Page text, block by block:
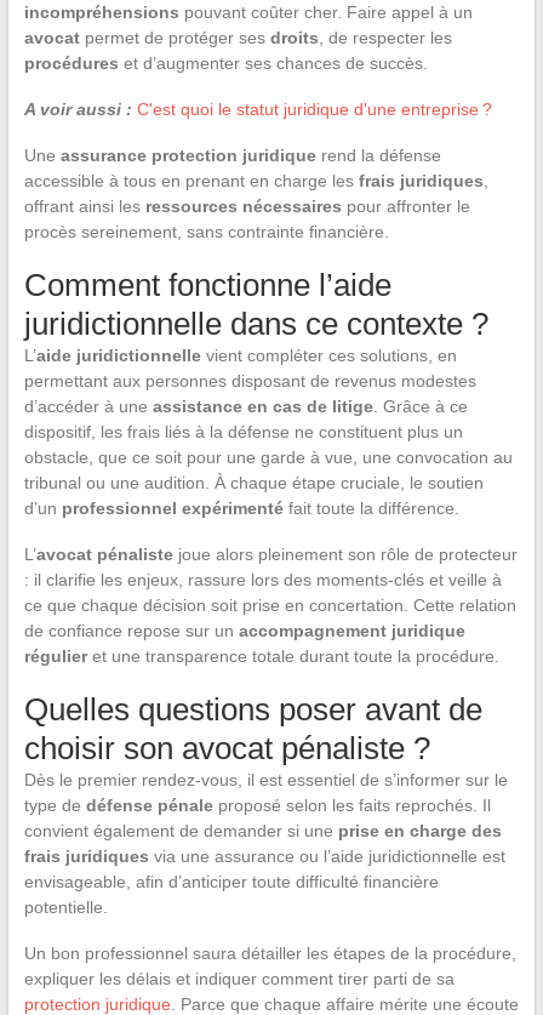
incompréhensions pouvant coûter cher. Faire appel à un
avocatpermet de protéger ses droits , de respecter les
procédures et d’augmenter ses chances de succès.
A voir aussi : C'est quoi le statut juridique d'une entreprise ?
Une assurance protection juridiquerend la défense
accessible à tous en prenant en charge les frais juridiques
offrant ainsi les ressources nécessaires pour affronter le
procès sereinement, sans contrainte financière.
Comment fonctionne l’aide
juridictionnelle dans ce contexte ?
L’aide juridictionnellevient compléter ces solutions, en
permettant aux personnes disposant de revenus modestes
d’accéder à une assistance en cas de litige. Grâce à ce
dispositif, les frais liés à la défense ne constituent plus un
obstacle, que ce soit pour une garde à vue, une convocation au
tribunal ou une audition. À chaque étape cruciale, le soutien
d’un professionnel expérimentéfait toute la différence.
L’avocat pénalistejoue alors pleinement son rôle de protecteur
: il clarifie les enjeux, rassure lors des moments-clés et veille à
ce que chaque décision soit prise en concertation. Cette relation
de confiance repose sur un accompagnement juridique
régulieret une transparence totale durant toute la procédure.
Quelles questions poser avant de
choisir son avocat pénaliste ?
Dès le premier rendez-vous, il est essentiel de s’informer sur le
type de défense pénaleproposé selon les faits reprochés. Il
convient également de demander si une prise en charge des
frais juridiques via une assurance ou l’aide juridictionnelle est
envisageable, afin d’anticiper toute difficulté financière
potentielle.
Un bon professionnel saura détailler les étapes de la procédure,
expliquer les délais et indiquer comment tirer parti de sa
protection juridique . Parce que chaque affaire mérite une écoute